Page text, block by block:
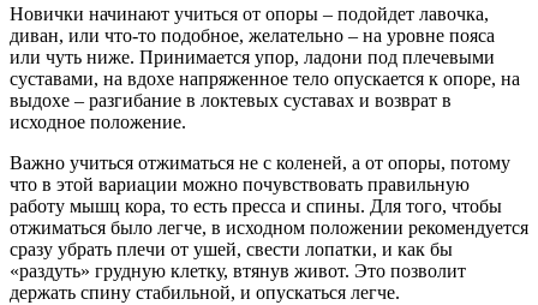
Новички начинают учиться от опоры – подойдет лавочка,
диван, или что-то подобное, желательно – на уровне пояса
или чуть ниже. Принимается упор, ладони под плечевыми
суставами, на вдохе напряженное тело опускается к опоре, на
выдохе – разгибание в локтевых суставах и возврат в
исходное положение.
Важно учиться отжиматься не с коленей, а от опоры, потому
что в этой вариации можно почувствовать правильную
работу мышц кора, то есть пресса и спины. Для того, чтобы
отжиматься было легче, в исходном положении рекомендуется
сразу убрать плечи от ушей, свести лопатки, и как бы
«раздуть» грудную клетку, втянув живот. Это позволит
держать спину стабильной, и опускаться легче.